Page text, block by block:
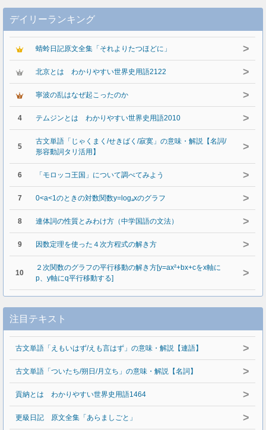
デイリーランキング
蜻蛉日記原文全集「それよりたつほどに」 >
北京とは わかりやすい世界史用語2122 >
寧波の乱はなぜ起こったのか >
4 テムジンとは わかりやすい世界史用語2010 >
5
古文単語「じゃくまく/せきばく/寂寞」の意味・解説【名詞/
形容動詞タリ活用】
>
6 「モロッコ王国」について調べてみよう >
7 0<a<1のときの対数関数y=logₐxのグラフ >
8 連体詞の性質とみわけ方（中学国語の文法） >
9 因数定理を使った４次方程式の解き方 >
10
２次関数のグラフの平行移動の解き方[y=ax²+bx+cをx軸に
p、y軸にq平行移動する]
>
注目テキスト
古文単語「えもいはず/えも言はず」の意味・解説【連語】 >
古文単語「ついたち/朔日/月立ち」の意味・解説【名詞】 >
貢納とは わかりやすい世界史用語1464 >
更級日記 原文全集「あらましごと」 >